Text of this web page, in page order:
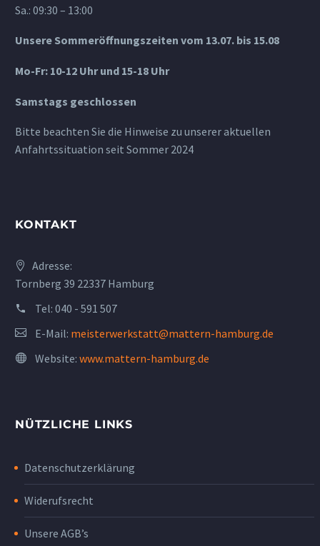
Sa.: 09:30 – 13:00
Unsere Sommeröffnungszeiten vom 13.07. bis 15.08
Mo-Fr: 10-12 Uhr und 15-18 Uhr
Samstags geschlossen
Bitte beachten Sie die Hinweise zu unserer aktuellen
Anfahrtssituation seit Sommer 2024
KONTAKT
Adresse:
Tornberg 39 22337 Hamburg
Tel: 040 - 591 507
E-Mail: meisterwerkstatt@mattern-hamburg.de
Website: www.mattern-hamburg.de
NÜTZLICHE LINKS
Datenschutzerklärung
Widerufsrecht
Unsere AGB’s